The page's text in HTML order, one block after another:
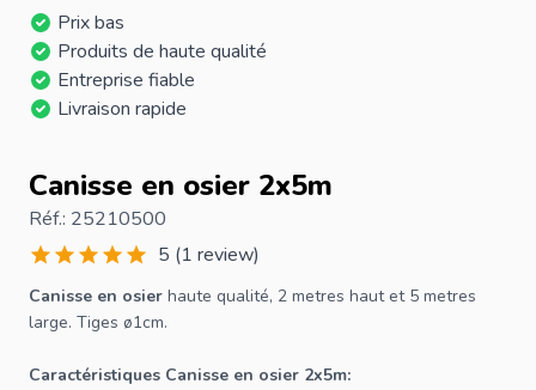
Prix bas
Produits de haute qualité
Entreprise fiable
Livraison rapide
Canisse en osier 2x5m
Réf.: 25210500
5 (1 review)
Canisse en osier haute qualité, 2 metres haut et 5 metres
large. Tiges ø1cm.
Caractéristiques Canisse en osier 2x5m: